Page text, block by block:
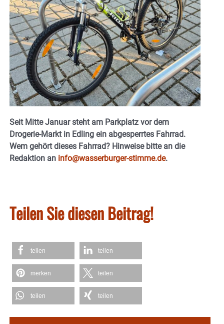
Seit Mitte Januar steht am Parkplatz vor dem
Drogerie-Markt in Edling ein abgesperrtes Fahrrad.
Wem gehört dieses Fahrrad? Hinweise bitte an die
Redaktion an info@wasserburger-stimme.de.
Teilen Sie diesen Beitrag!
teilen teilen
merken teilen
teilen teilen